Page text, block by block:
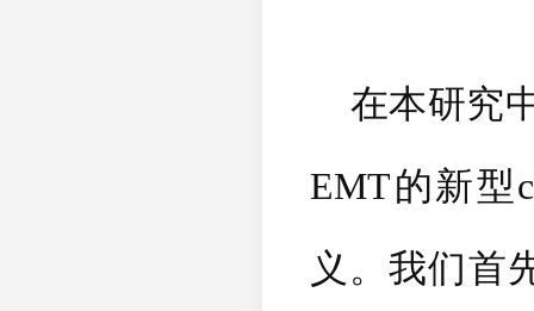
在本研究
EMT的新型
义。我们首